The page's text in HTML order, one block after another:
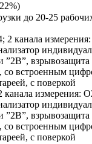
до 20-25
измерения:
взрывозащита
встроенным
с поверкой